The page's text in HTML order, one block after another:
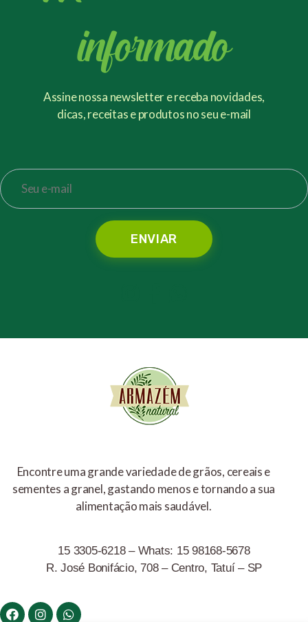
Encontre uma grande variedade de grãos, cereais e
sementes a granel, gastando menos e tornando a sua
alimentação mais saudável.
15 3305-6218 – Whats: 15 98168-5678
R. José Bonifácio, 708 – Centro, Tatuí – SP
informado
Assine nossa newsletter e receba novidades,
dicas, receitas e produtos no seu e-mail